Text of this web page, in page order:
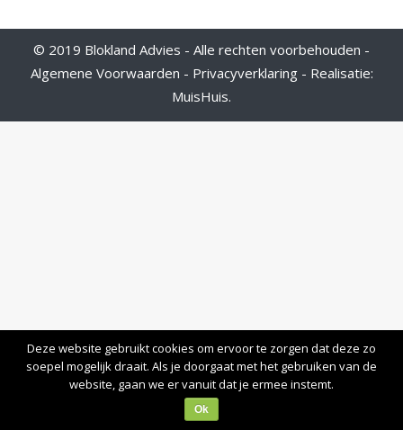
© 2019 Blokland Advies - Alle rechten voorbehouden -
Algemene Voorwaarden - Privacyverklaring- Realisatie:
MuisHuis.
Deze website gebruikt cookies om ervoor te zorgen dat deze zo
soepel mogelijk draait. Als je doorgaat met het gebruiken van de
website, gaan we er vanuit dat je ermee instemt.
Ok